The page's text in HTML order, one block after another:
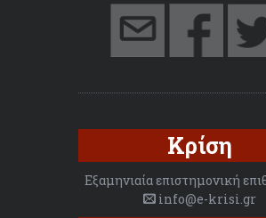
Κρίση
Εξαμηνιαία επιστημονική
info@e-krisi.gr